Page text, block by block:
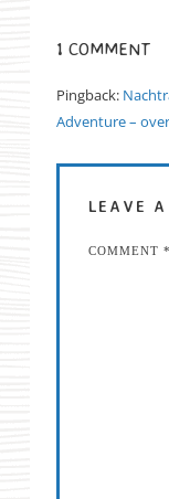
1 COMMENT
Pingback:
Adventure –
LEAVE A
COMMENT *